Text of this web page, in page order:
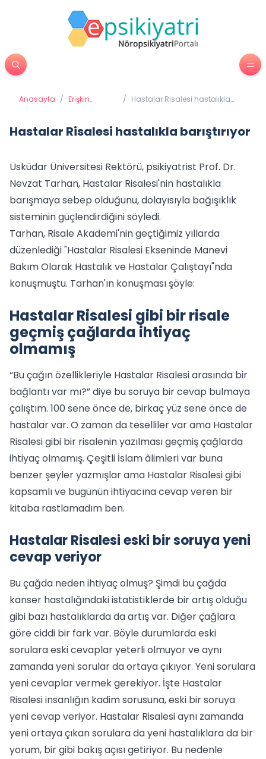
Anasayfa / Erişkin
/ Hastalar Risalesi hastalıkla
Hastalar Risalesi hastalıkla barıştırıyor
Üsküdar Üniversitesi Rektörü, psikiyatrist Prof. Dr.
Nevzat Tarhan, Hastalar Risalesi'nin hastalıkla
barışmaya sebep olduğunu, dolayısıyla bağışıklık
sisteminin güçlendirdiğini söyledi.
Tarhan, Risale Akademi'nin geçtiğimiz yıllarda
düzenlediği "Hastalar Risalesi Ekseninde Manevi
Bakım Olarak Hastalık ve Hastalar Çalıştayı"nda
konuşmuştu. Tarhan'ın konuşması şöyle:
Hastalar Risalesi gibi bir risale
geçmiş çağlarda ihtiyaç
olmamış
“Bu çağın özellikleriyle Hastalar Risalesi arasında bir
bağlantı var mı?” diye bu soruya bir cevap bulmaya
çalıştım. 100 sene önce de, birkaç yüz sene önce de
hastalar var. O zaman da teselliler var ama Hastalar
Risalesi gibi bir risalenin yazılması geçmiş çağlarda
ihtiyaç olmamış. Çeşitli İslam âlimleri var buna
benzer şeyler yazmışlar ama Hastalar Risalesi gibi
kapsamlı ve bugünün ihtiyacına cevap veren bir
kitaba rastlamadım ben.
Hastalar Risalesi eski bir soruya yeni
cevap veriyor
Bu çağda neden ihtiyaç olmuş? Şimdi bu çağda
kanser hastalığındaki istatistiklerde bir artış olduğu
gibi bazı hastalıklarda da artış var. Diğer çağlara
göre ciddi bir fark var. Böyle durumlarda eski
sorulara eski cevaplar yeterli olmuyor ve aynı
zamanda yeni sorular da ortaya çıkıyor. Yeni sorulara
yeni cevaplar vermek gerekiyor. İşte Hastalar
Risalesi insanlığın kadim sorusuna, eski bir soruya
yeni cevap veriyor. Hastalar Risalesi aynı zamanda
yeni ortaya çıkan sorulara da yeni hastalıklara da bir
yorum, bir gibi bakış açısı getiriyor. Bu nedenle